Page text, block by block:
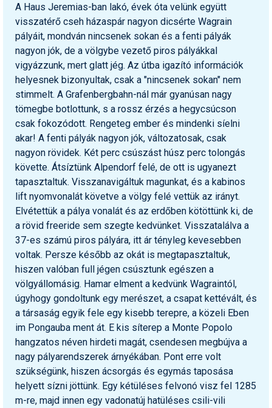
A Haus Jeremias-ban lakó, évek óta velünk együtt
visszatérő cseh házaspár nagyon dicsérte Wagrain
pályáit, mondván nincsenek sokan és a fenti pályák
nagyon jók, de a völgybe vezető piros pályákkal
vigyázzunk, mert glatt jég. Az útba igazító információk
helyesnek bizonyultak, csak a "nincsenek sokan" nem
stimmelt. A Grafenbergbahn-nál már gyanúsan nagy
tömegbe botlottunk, s a rossz érzés a hegycsúcson
csak fokozódott. Rengeteg ember és mindenki síelni
akar! A fenti pályák nagyon jók, változatosak, csak
nagyon rövidek. Két perc csúszást húsz perc tolongás
követte. Átsíztünk Alpendorf felé, de ott is ugyanezt
tapasztaltuk. Visszanavigáltuk magunkat, és a kabinos
lift nyomvonalát követve a völgy felé vettük az irányt.
Elvétettük a pálya vonalát és az erdőben kötöttünk ki, de
a rövid freeride sem szegte kedvünket. Visszatalálva a
37-es számú piros pályára, itt ár tényleg kevesebben
voltak. Persze később az okát is megtapasztaltuk,
hiszen valóban full jégen csúsztunk egészen a
völgyállomásig. Hamar elment a kedvünk Wagraintól,
úgyhogy gondoltunk egy merészet, a csapat kettévált, és
a társaság egyik fele egy kisebb terepre, a közeli Eben
im Pongauba ment át. E kis síterep a Monte Popolo
hangzatos néven hirdeti magát, csendesen megbújva a
nagy pályarendszerek árnyékában. Pont erre volt
szükségünk, hiszen ácsorgás és egymás taposása
helyett sízni jöttünk. Egy kétüléses felvonó visz fel 1285
m-re, majd innen egy vadonatúj hatüléses csili-vili